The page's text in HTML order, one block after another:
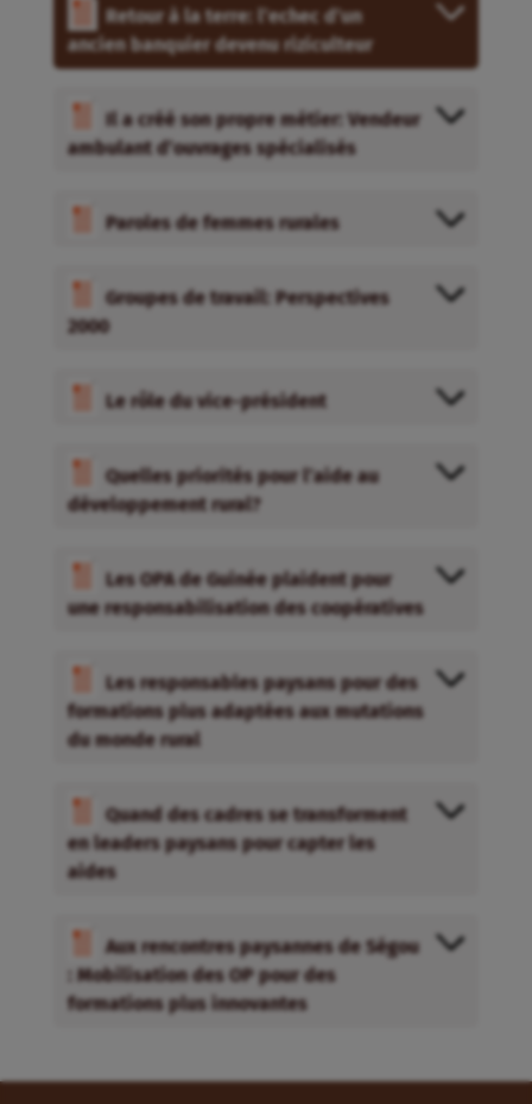
Retour à la terre: l’echec d’un
ancien banquier devenu riziculteur
Il a créé son propre métier: Vendeur
ambulant d’ouvrages spécialisés
Paroles de femmes rurales
Groupes de travail: Perspectives
2000
Le rôle du vice-président
Quelles priorités pour l’aide au
développement rural?
Les OPA de Guinée plaident pour
une responsabilisation des coopératives
Les responsables paysans pour des
formations plus adaptées aux mutations
du monde rural
Quand des cadres se transforment
en leaders paysans pour capter les
aides
Aux rencontres paysannes de Ségou
: Mobilisation des OP pour des
formations plus innovantes